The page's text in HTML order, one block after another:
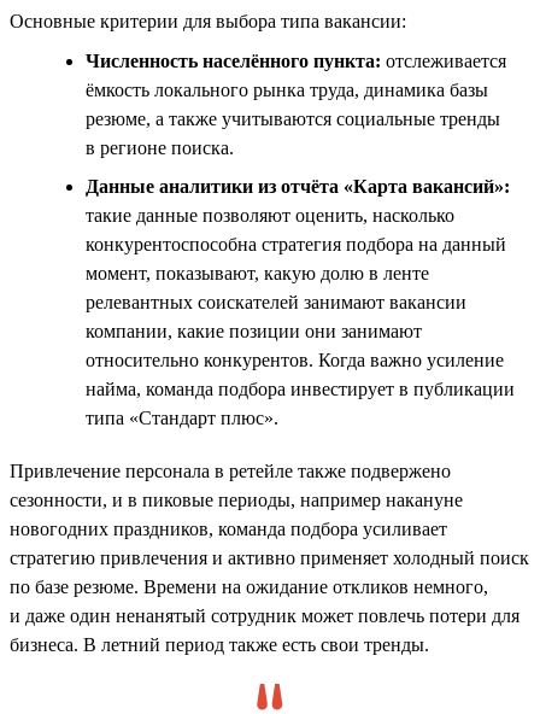
Основные критерии для выбора типа вакансии:
Численность населённого пункта: отслеживается
ёмкость локального рынка труда, динамика базы
резюме, а также учитываются социальные тренды
в регионе поиска.
Данные аналитики из отчёта «Карта вакансий»:
такие данные позволяют оценить, насколько
конкурентоспособна стратегия подбора на данный
момент, показывают, какую долю в ленте
релевантных соискателей занимают вакансии
компании, какие позиции они занимают
относительно конкурентов. Когда важно усиление
найма, команда подбора инвестирует в публикации
типа «Стандарт плюс».
Привлечение персонала в ретейле также подвержено
сезонности, и в пиковые периоды, например накануне
новогодних праздников, команда подбора усиливает
стратегию привлечения и активно применяет холодный поиск
по базе резюме. Времени на ожидание откликов немного,
и даже один ненанятый сотрудник может повлечь потери для
бизнеса. В летний период также есть свои тренды.